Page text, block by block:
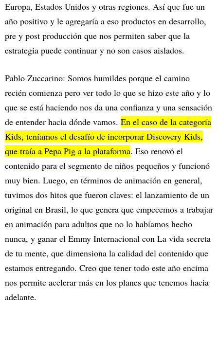
Europa, Estados Unidos y otras regiones. Así que fue un
año positivo y le agregaría a eso productos en desarrollo,
pre y post producción que nos permiten saber que la
estrategia puede continuar y no son casos aislados.
Pablo Zuccarino: Somos humildes porque el camino
recién comienza pero ver todo lo que se hizo este año y lo
que se está haciendo nos da una confianza y una sensación
de entender hacia dónde vamos. En el caso de la categoría
Kids, teníamos el desafío de incorporar Discovery Kids,
que traía a Pepa Pig a la plataforma. Eso renovó el
contenido para el segmento de niños pequeños y funcionó
muy bien. Luego, en términos de animación en general,
tuvimos dos hitos que fueron claves: el lanzamiento de un
original en Brasil, lo que genera que empecemos a trabajar
en animación para adultos que no lo habíamos hecho
nunca, y ganar el Emmy Internacional con La vida secreta
de tu mente, que dimensiona la calidad del contenido que
estamos entregando. Creo que tener todo este año encima
nos permite acelerar más en los planes que tenemos hacia
adelante.